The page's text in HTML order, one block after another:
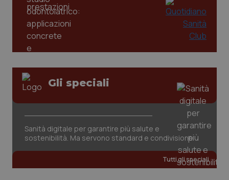
Gli speciali
Sanità digitale per garantire più salute e
sostenibilità. Ma servono standard e condivisione
Tutti gli speciali
www.quotidianosanita.it
2
tracking-sites-ironfish-
www.quotidianosanita.it
2